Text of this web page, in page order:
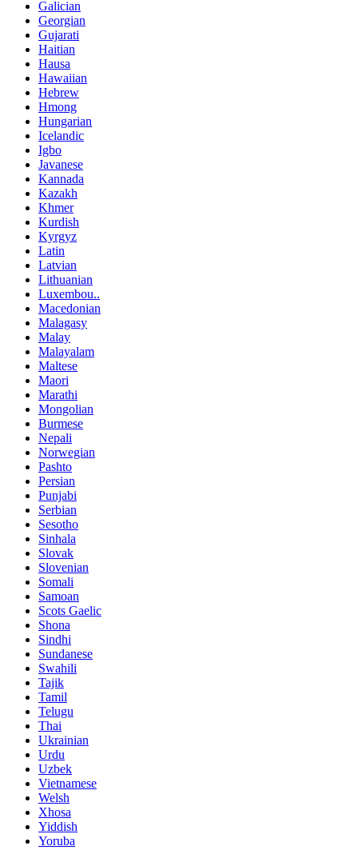
Galician
Georgian
Gujarati
Haitian
Hausa
Hawaiian
Hebrew
Hmong
Hungarian
Icelandic
Igbo
Javanese
Kannada
Kazakh
Khmer
Kurdish
Kyrgyz
Latin
Latvian
Lithuanian
Luxembou..
Macedonian
Malagasy
Malay
Malayalam
Maltese
Maori
Marathi
Mongolian
Burmese
Nepali
Norwegian
Pashto
Persian
Punjabi
Serbian
Sesotho
Sinhala
Slovak
Slovenian
Somali
Samoan
Scots Gaelic
Shona
Sindhi
Sundanese
Swahili
Tajik
Tamil
Telugu
Thai
Ukrainian
Urdu
Uzbek
Vietnamese
Welsh
Xhosa
Yiddish
Yoruba